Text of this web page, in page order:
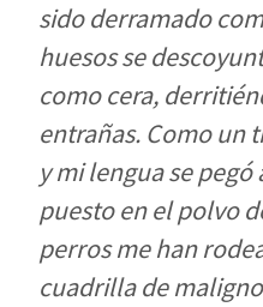
sido derramado
huesos se
como cera,
entrañas. Como un
y mi lengua se
puesto en el polvo
perros me han
cuadrilla de